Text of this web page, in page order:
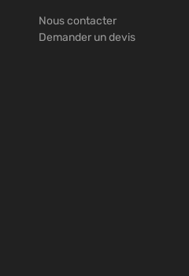
Nous contacter
Demander un devis